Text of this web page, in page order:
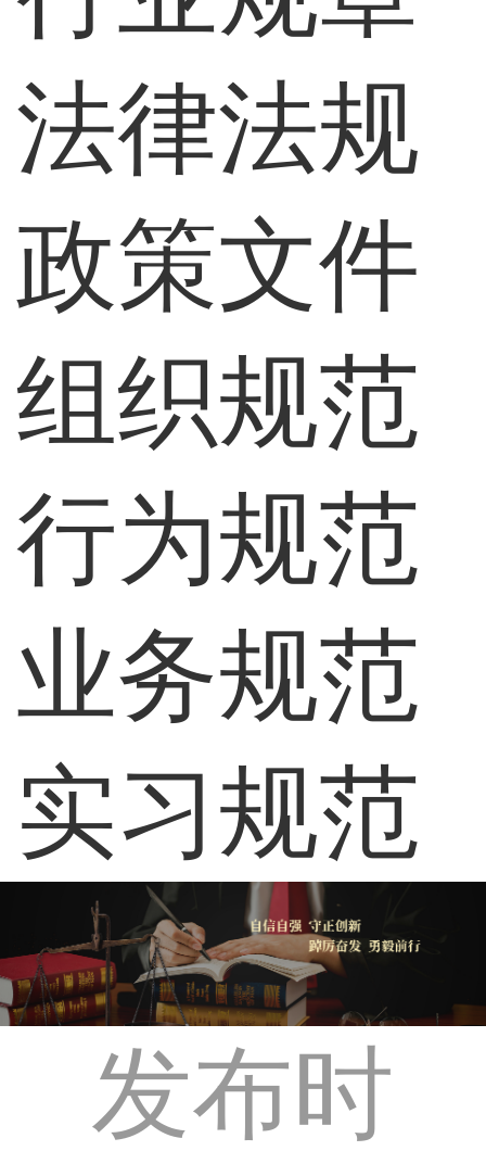
法律法规
政策文件
组织规范
行为规范
业务规范
实习规范
发布时